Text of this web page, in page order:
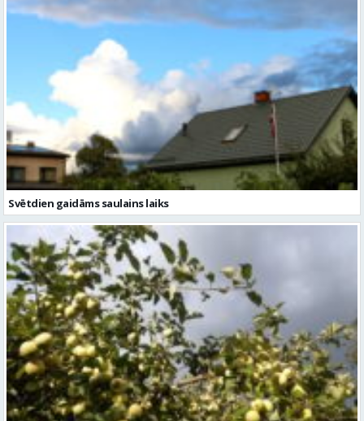
Svētdien gaidāms saulains laiks